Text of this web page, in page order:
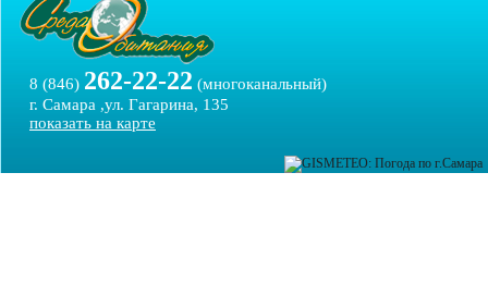
8 (846) 262-22-22 (многоканальный)
г. Самара ,ул. Гагарина, 135
показать на карте